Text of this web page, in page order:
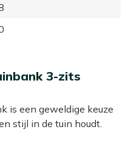
3-zits
is een geweldige keuze
stijl in de tuin houdt.
met vrienden